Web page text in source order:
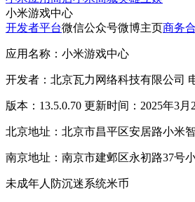
小米游戏中心
开发者平台微信公众号微博主页商务
应用名称：小米游戏中心
开发者：北京瓦力网络科技有限公司
版本：13.5.0.70 更新时间：2025年3月
北京地址：北京市昌平区安居路小米
南京地址：南京市建邺区永初路37号
未成年人防沉迷系统米币